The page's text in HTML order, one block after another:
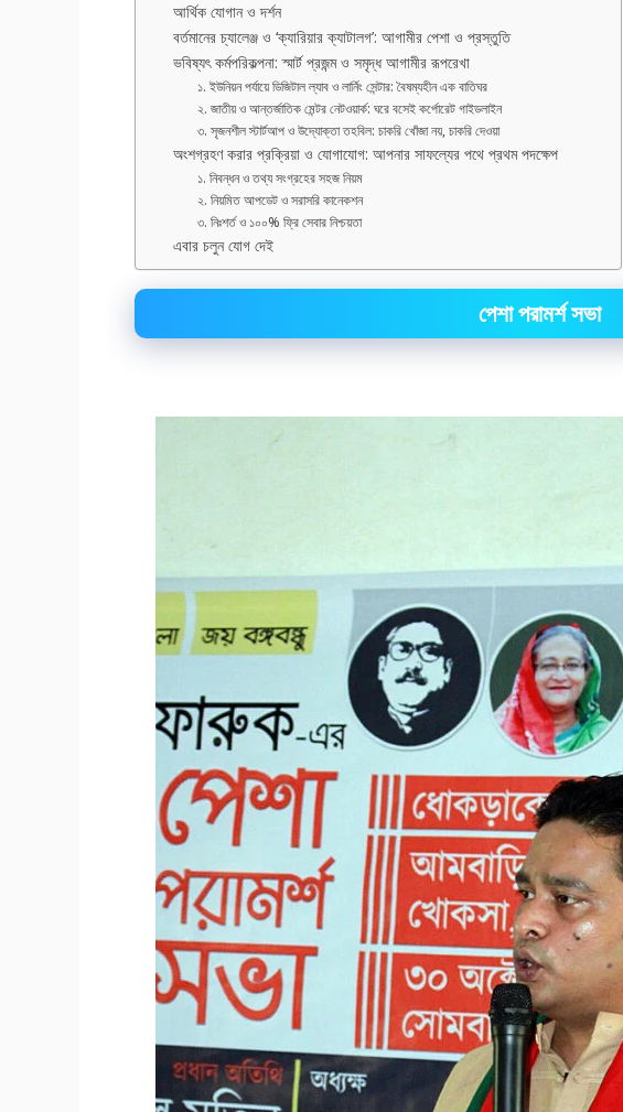
আর্থিক যোগান ও দর্শন
বর্তমানের চ্যালেঞ্জ ও ‘ক্যারিয়ার ক্যাটালগ’: আগামীর পেশা ও প্রস্তুতি
ভবিষ্যৎ কর্মপরিকল্পনা: স্মার্ট প্রজন্ম ও সমৃদ্ধ আগামীর রূপরেখা
১. ইউনিয়ন পর্যায়ে ডিজিটাল ল্যাব ও লার্নিং সেন্টার: বৈষম্যহীন এক বাতিঘর
২. জাতীয় ও আন্তর্জাতিক মেন্টর নেটওয়ার্ক: ঘরে বসেই কর্পোরেট গাইডলাইন
৩. সৃজনশীল স্টার্টআপ ও উদ্যোক্তা তহবিল: চাকরি খোঁজা নয়, চাকরি দেওয়া
অংশগ্রহণ করার প্রক্রিয়া ও যোগাযোগ: আপনার সাফল্যের পথে প্রথম পদক্ষেপ
১. নিবন্ধন ও তথ্য সংগ্রহের সহজ নিয়ম
২. নিয়মিত আপডেট ও সরাসরি কানেকশন
৩. নিঃশর্ত ও ১০০% ফ্রি সেবার নিশ্চয়তা
এবার চলুন যোগ দেই
পেশা পরামর্শ সভা